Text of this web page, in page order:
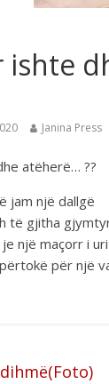
Janina Press
atëherë… ??
jam një dallgë
të gjitha
një maçorr i
për një